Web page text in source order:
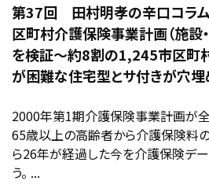
第37回 田村明孝の辛口コラ
区町村介護保険事業計画（施設
を検証～約8割の1,245市区町
が困難な住宅型とサ付きが穴
2000年第1期介護保険事業計画が
65歳以上の高齢者から介護保険料
ら26年が経過した今を介護保険デ
う。 ...